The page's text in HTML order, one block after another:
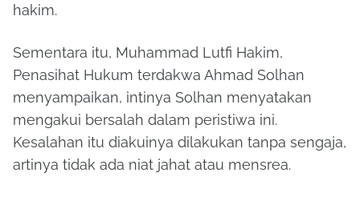
hakim.
Sementara itu, Muhammad Lutfi Hakim,
Penasihat Hukum terdakwa Ahmad Solhan
menyampaikan, intinya Solhan menyatakan
mengakui bersalah dalam peristiwa ini.
Kesalahan itu diakuinya dilakukan tanpa sengaja,
artinya tidak ada niat jahat atau mensrea.